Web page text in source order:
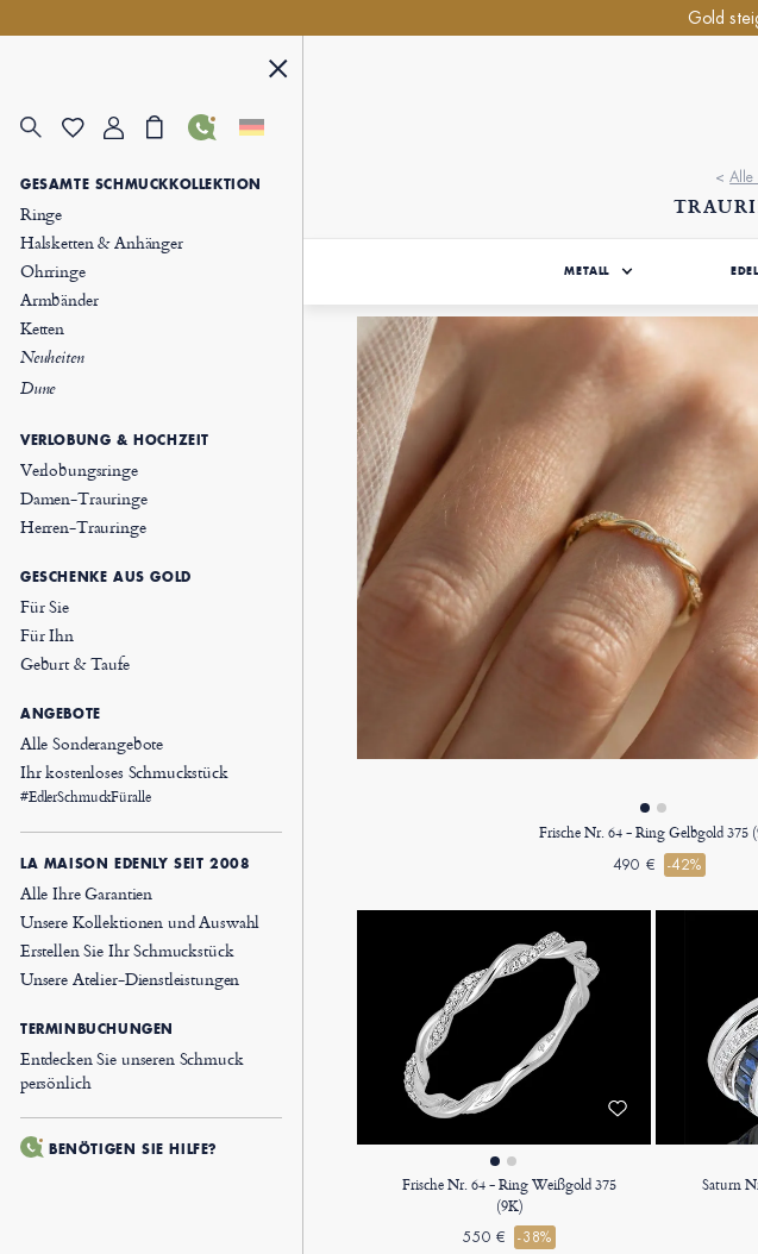
GESAMTE SCHMUCKKOLLEKTION
Ringe
Halsketten & Anhänger
Ohrringe
Armbänder
Ketten
Neuheiten
Dune
VERLOBUNG & HOCHZEIT
Verlobungsringe
Damen-Trauringe
Herren-Trauringe
GESCHENKE AUS GOLD
Für Sie
Für Ihn
Geburt & Taufe
ANGEBOTE
Alle Sonderangebote
Ihr kostenloses Schmuckstück
#EdlerSchmuckFüralle
LA MAISON EDENLY SEIT 2008
Alle Ihre Garantien
Unsere Kollektionen und Auswahl
Erstellen Sie Ihr Schmuckstück
Unsere Atelier-Dienstleistungen
TERMINBUCHUNGEN
Entdecken Sie unseren Schmuck
persönlich
BENÖTIGEN SIE HILFE?
Gold
<Alle
METALL
Frische Nr. 64 - Ring Gelbgold 375
490 € -42%
Frische Nr. 64 - Ring Weißgold 375
(9K)
550 € -38%
Saturn